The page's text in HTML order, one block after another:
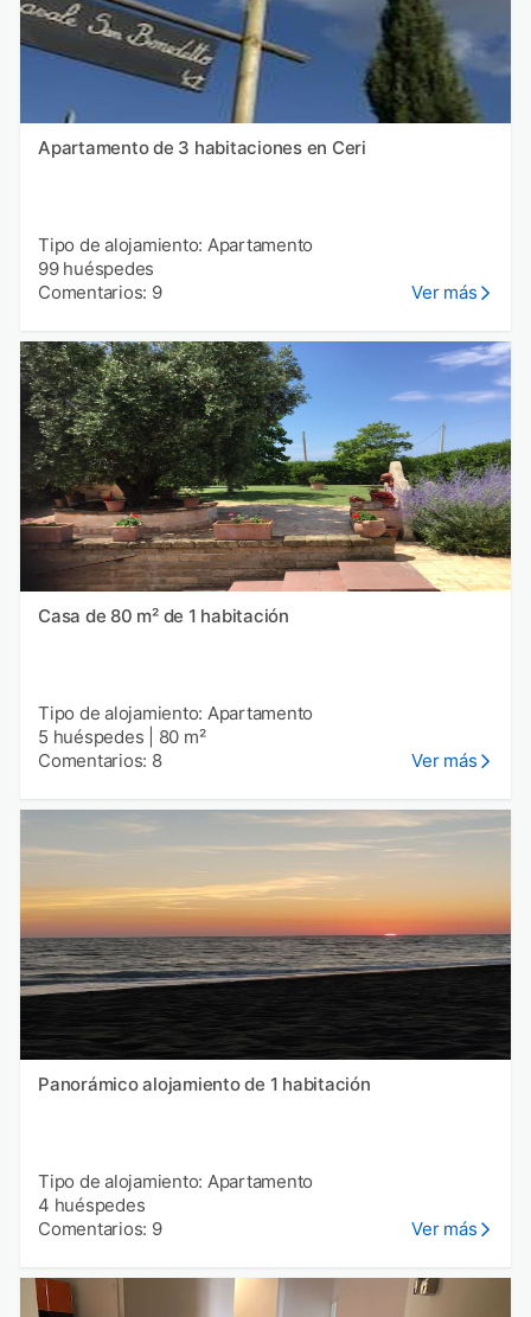
Apartamento de 3 habitaciones en Ceri
Tipo de alojamiento: Apartamento
99 huéspedes
Comentarios: 9
Ver más
Casa de 80 m² de 1 habitación
Tipo de alojamiento: Apartamento
5 huéspedes
80 m²
Comentarios: 8
Ver más
Panorámico alojamiento de 1 habitación
Tipo de alojamiento: Apartamento
4 huéspedes
Comentarios: 9
Ver más